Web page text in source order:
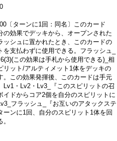
〔ターンに1回：同名〕このカード
の効果でデッキから、オープンされた
ッシュに置かれたとき、このカードの
を支払わずに使用できる。フラッシュ_
6(3)(この効果は手札から使用できる)_相
リット/アルティメット1体をデッキの
。この効果発揮後、このカードは手元
Lv1・Lv2・Lv3_『このスピリットの召
イドからコア2個を自分のスピリットに
フラッシュ_『お互いのアタックステ
ーンに1回、自分のスピリット1体を回